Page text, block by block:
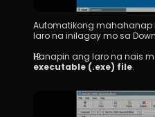
Automatikong
laro na inilagay mo sa
executable (.exe) file.